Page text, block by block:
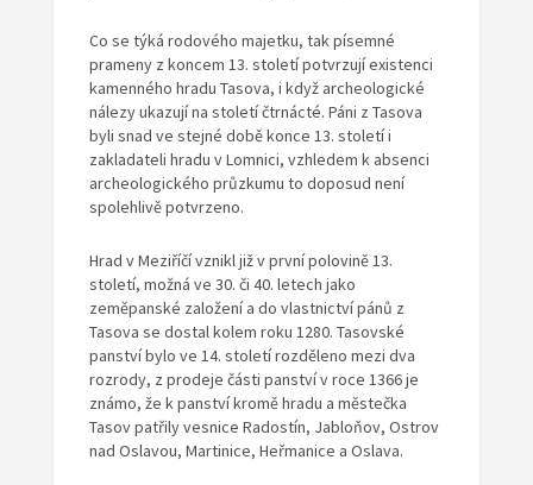
Co se týká rodového majetku, tak písemné
prameny z koncem 13. století potvrzují existenci
kamenného hradu Tasova, i když archeologické
nálezy ukazují na století čtrnácté. Páni z Tasova
byli snad ve stejné době konce 13. století i
zakladateli hradu v Lomnici, vzhledem k absenci
archeologického průzkumu to doposud není
spolehlivě potvrzeno.
Hrad v Meziříčí vznikl již v první polovině 13.
století, možná ve 30. či 40. letech jako
zeměpanské založení a do vlastnictví pánů z
Tasova se dostal kolem roku 1280. Tasovské
panství bylo ve 14. století rozděleno mezi dva
rozrody, z prodeje části panství v roce 1366 je
známo, že k panství kromě hradu a městečka
Tasov patřily vesnice Radostín, Jabloňov, Ostrov
nad Oslavou, Martinice, Heřmanice a Oslava.